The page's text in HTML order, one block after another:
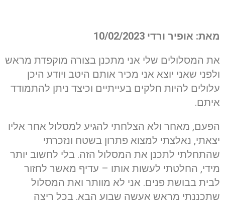
מאת: אופיר ורדי 10/02/2023
את המסלולים שלי אני מתכנן בצורה מוקפדת מראש
ולפני שאני יוצא אני מכיר אותם היטב ויודע היכן
עלולים להיות חלקים בעייתיים וכיצד ניתן להתמודד
איתם.
הפעם, מאחר ולא הצלחתי להגיע למסלול אחר אליו
יצאתי, נאלצתי למצוא פתרון בשטח ונזכרתי
שהתחלתי לתכנן את המסלול הזה. בלי לחשוב יותר
מידי, החלטתי לעשות אותו – עדיף מאשר לחזור
לבית בבושת פנים. אני לא מוותר ואת המסלול
שתכננתי מראש אעשה שבוע הבא. בכל ריצה